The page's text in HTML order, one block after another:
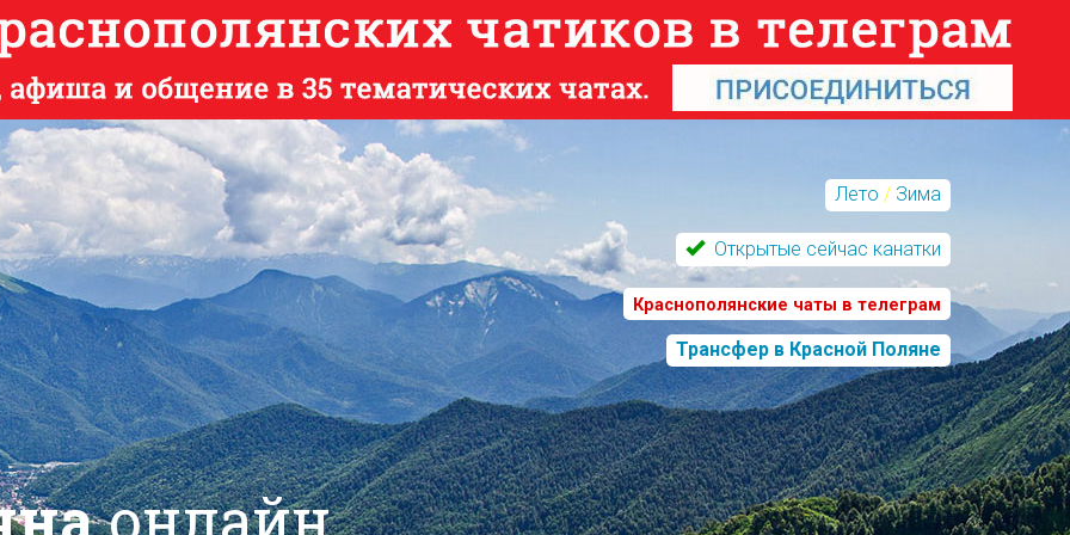
Лето / Зима
Открытые сейчас канатки
Краснополянские чаты в телеграм
Трансфер в Красной Поляне